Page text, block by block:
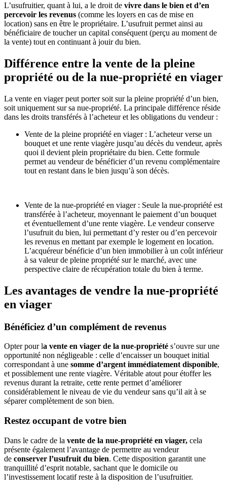
L’usufruitier, quant à lui, a le droit de vivre dans le bien et d’en
percevoir les revenus (comme les loyers en cas de mise en
location) sans en être le propriétaire. L’usufruit permet ainsi au
bénéficiaire de toucher un capital conséquent (perçu au moment de
la vente) tout en continuant à jouir du bien.
Différence entre la vente de la pleine
propriété ou de la nue-propriété en viager
La vente en viagerpeut porter soit sur la pleine propriété d’un bien,
soit uniquement sur sa nue-propriété. La principale différence réside
dans les droits transférés à l’acheteur et les obligations du vendeur :
Vente de la pleine propriété en viager: L’acheteur verse un
bouquet et une rente viagère jusqu’au décès du vendeur, après
quoi il devient plein propriétaire du bien. Cette formule
permet au vendeur de bénéficier d’un revenu complémentaire
tout en restant dans le bien jusqu’à son décès.
Vente de la nue-propriété en viager: Seule la nue-propriété est
transférée à l’acheteur, moyennant le paiement d’un bouquet
et éventuellement d’une rente viagère. Le vendeur conserve
l’usufruit du bien, lui permettant d’y rester ou d’en percevoir
les revenus en mettant par exemple le logement en location.
L’acquéreur bénéficie d’un bien immobilier à un coût inférieur
à sa valeur de pleine propriété sur le marché, avec une
perspective claire de récupération totale du bien à terme.
Les avantages de vendre la nue-propriété
en viager
Bénéficiez d’un complément de revenus
Opter pour la vente en viager de la nue-propriété s’ouvre sur une
opportunité non négligeable : celle d’encaisser un bouquet initial
correspondant à une somme d’argent immédiatement disponible,
et possiblement une rente viagère. Véritable atout pour étoffer les
revenus durant la retraite, cette rente permet d’améliorer
considérablement le niveau de vie du vendeur sans qu’il ait à se
séparer complètement de son bien.
Restez occupant de votre bien
Dans le cadre de la vente de la nue-propriété en viager, cela
présente également l’avantage de permettre au vendeur
de conserver l’usufruit du bien. Cette disposition garantit une
tranquillité d’esprit notable, sachant que le domicile ou
l’investissement locatif reste à la disposition de l’usufruitier.